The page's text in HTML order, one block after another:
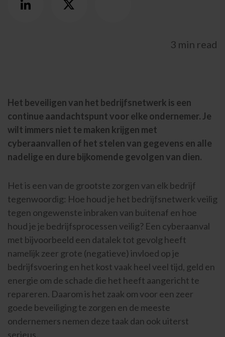
Contact
088 500 5000 Hulp en support Portals
3 min read
Het beveiligen van het bedrijfsnetwerk is een
continue aandachtspunt voor elke ondernemer. Je
wilt immers niet te maken krijgen met
cyberaanvallen of het stelen van gegevens en alle
nadelige en dure bijkomende gevolgen van dien.
Het is een van de grootste zorgen van elk bedrijf
tegenwoordig: Hoe houd je het bedrijfsnetwerk veilig
tegen ongewenste inbraken van buitenaf en hoe
houd je je bedrijfsprocessen veilig? Een cyberaanval
met bijvoorbeeld een datalek tot gevolg heeft
namelijk zeer grote (negatieve) invloed op je
bedrijfsvoering en het kost vaak heel veel tijd, geld en
energie om de schade die het heeft aangericht te
repareren. Daarom is het zaak om voor een zeer
goede beveiliging te zorgen en de meeste
ondernemers nemen deze taak dan ook uiterst
serieus.